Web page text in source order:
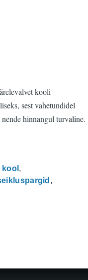
kooli
sest vahetundidel
hinnangul turvaline.